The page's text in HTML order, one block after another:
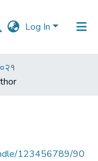
Log In
123456789/90